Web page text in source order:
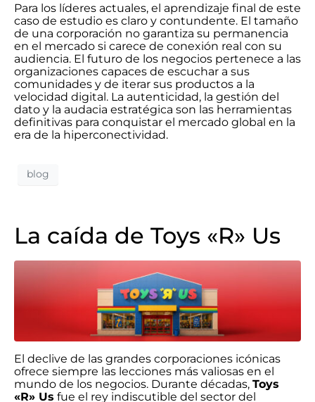
Para los líderes actuales, el aprendizaje final de este
caso de estudio es claro y contundente. El tamaño
de una corporación no garantiza su permanencia
en el mercado si carece de conexión real con su
audiencia. El futuro de los negocios pertenece a las
organizaciones capaces de escuchar a sus
comunidades y de iterar sus productos a la
velocidad digital. La autenticidad, la gestión del
dato y la audacia estratégica son las herramientas
definitivas para conquistar el mercado global en la
era de la hiperconectividad.
blog
La caída de Toys «R» Us
El declive de las grandes corporaciones icónicas
ofrece siempre las lecciones más valiosas en el
mundo de los negocios. Durante décadas, Toys
«R» Us fue el rey indiscutible del sector del